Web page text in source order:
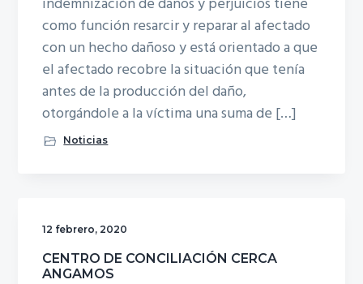
como función resarcir y reparar al afectado
con un hecho dañoso y está orientado a que
el afectado recobre la situación que tenía
antes de la producción del daño,
otorgándole a la víctima una suma de […]
Noticias
12 febrero, 2020
CENTRO DE CONCILIACIÓN CERCA
ANGAMOS